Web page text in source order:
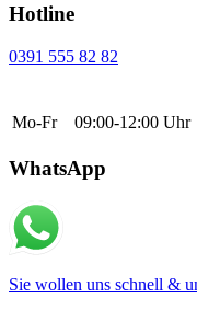
Hotline
0391 555 82 82
Mo-Fr 09:00-12:00 Uhr
WhatsApp
Sie wollen uns schnell &